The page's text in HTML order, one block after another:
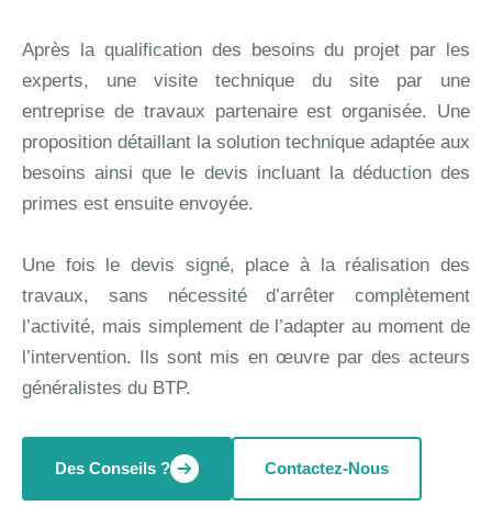
Après la qualification des besoins du projet par les
experts, une visite technique du site par une
entreprise de travaux partenaire est organisée. Une
proposition détaillant la solution technique adaptée aux
besoins ainsi que le devis incluant la déduction des
primes est ensuite envoyée.
Une fois le devis signé, place à la réalisation des
travaux, sans nécessité d’arrêter complètement
l’activité, mais simplement de l’adapter au moment de
l’intervention. Ils sont mis en œuvre par des acteurs
généralistes du BTP.
Des Conseils ? Contactez-Nous